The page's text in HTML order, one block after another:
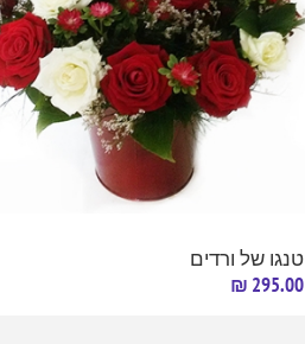
טנגו של ורדים
295.00 ₪